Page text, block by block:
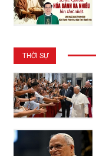
THỜI SỰ